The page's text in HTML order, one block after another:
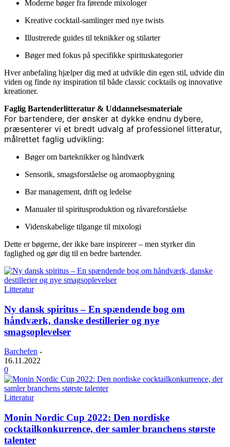
Moderne bøger fra førende mixologer
Kreative cocktail-samlinger med nye twists
Illustrerede guides til teknikker og stilarter
Bøger med fokus på specifikke spirituskategorier
Hver anbefaling hjælper dig med at udvikle din egen stil, udvide din
viden og finde ny inspiration til både classic cocktails og innovative
kreationer.
Faglig Bartenderlitteratur & Uddannelsesmateriale
For bartendere, der ønsker at dykke endnu dybere,
præsenterer vi et bredt udvalg af professionel litteratur,
målrettet faglig udvikling:
Bøger om barteknikker og håndværk
Sensorik, smagsforståelse og aromaopbygning
Bar management, drift og ledelse
Manualer til spiritusproduktion og råvareforståelse
Videnskabelige tilgange til mixologi
Dette er bøgerne, der ikke bare inspirerer – men styrker din
faglighed og gør dig til en bedre bartender.
Litteratur
Ny dansk spiritus – En spændende bog om
håndværk, danske destillerier og nye
smagsoplevelser
Barchefen -
16.11.2022
0
Litteratur
Monin Nordic Cup 2022: Den nordiske
cocktailkonkurrence, der samler branchens største
talenter